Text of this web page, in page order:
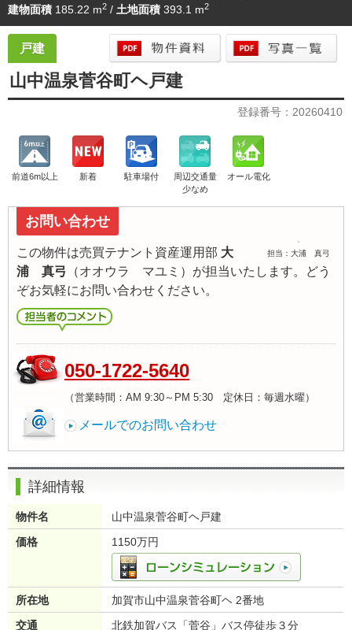
建物面積 185.22 m2 / 土地面積 393.1 m2
戸建
山中温泉菅谷町ヘ戸建
登録番号：20260410
前道6m以上 新着 駐車場付
周辺交通量
少なめ
オール電化
お問い合わせ
担当：大浦 真弓
この物件は売買テナント資産運用部 大
浦 真弓
（オオウラ マユミ）が担当いたします。どう
ぞお気軽にお問い合わせください。
050-1722-5640
（営業時間：AM 9:30～PM 5:30 定休日：毎週水曜）
メールでのお問い合わせ
詳細情報
物件名
山中温泉菅谷町ヘ戸建
価格
1150万円
所在地
加賀市山中温泉菅谷町ヘ 2番地
交通
北鉄加賀バス「菅谷」バス停徒歩３分